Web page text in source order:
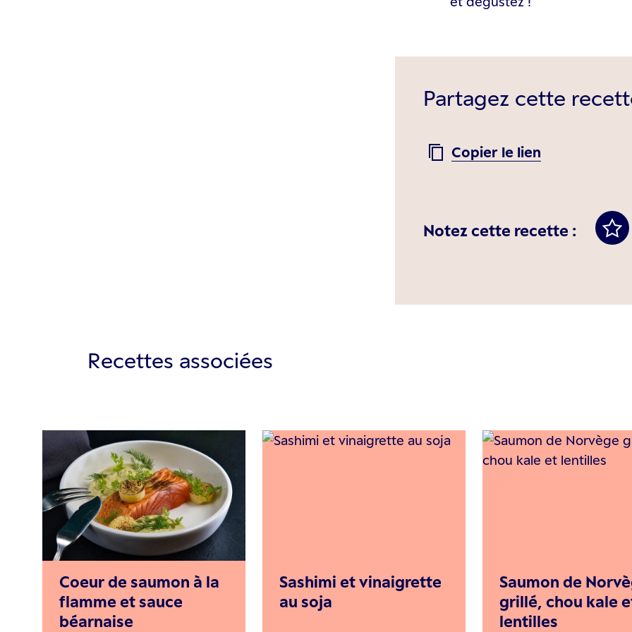
Partagez cette
Copier le lien
Notez cette recette :
Recettes associées
Coeur de saumon à la
flamme et sauce
béarnaise
Sashimi et vinaigrette
au soja
Saumon de
grillé, chou kale
lentilles